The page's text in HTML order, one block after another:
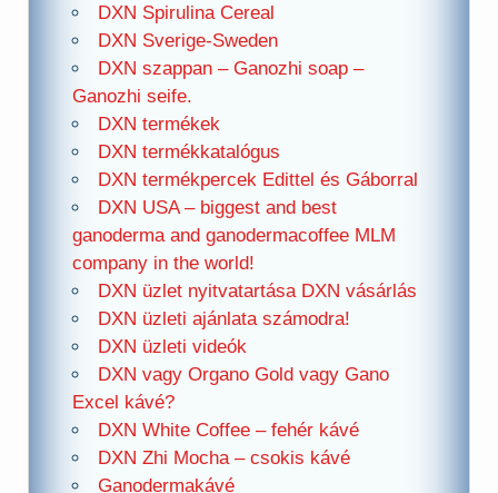
DXN Spirulina Cereal
DXN Sverige-Sweden
DXN szappan – Ganozhi soap –
Ganozhi seife.
DXN termékek
DXN termékkatalógus
DXN termékpercek Edittel és Gáborral
DXN USA – biggest and best
ganoderma and ganodermacoffee MLM
company in the world!
DXN üzlet nyitvatartása DXN vásárlás
DXN üzleti ajánlata számodra!
DXN üzleti videók
DXN vagy Organo Gold vagy Gano
Excel kávé?
DXN White Coffee – fehér kávé
DXN Zhi Mocha – csokis kávé
Ganodermakávé